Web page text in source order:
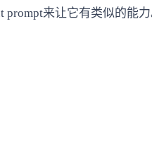
prompt来让它有类似的能